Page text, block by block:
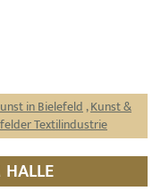
in Bielefeld,Kunst &
Textilindustrie